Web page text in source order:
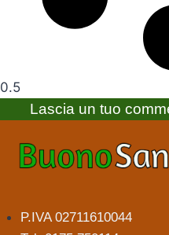
Lascia un tuo
P.IVA 02711610044